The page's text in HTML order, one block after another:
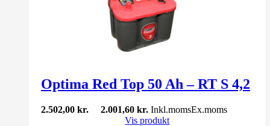
Optima Red Top 50 Ah – RT S 4,2
2.502,00 kr. 2.001,60 kr. Inkl.momsEx.moms
Vis produkt